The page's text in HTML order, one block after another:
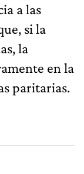
a las
si la
la
en la
paritarias.